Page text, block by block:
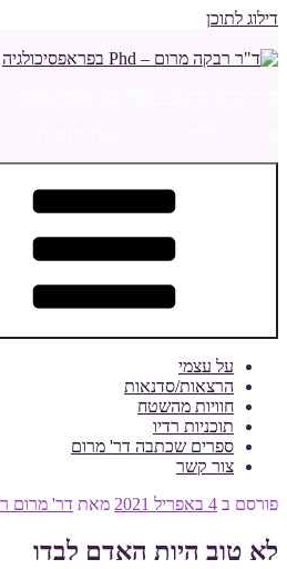
דילוג לתוכן
על עצמי
הרצאות/סדנאות
חוויות מהשטח
תוכניות רדיו
ספרים שכתבה דר' מרום
צור קשר
פורסם ב 4 באפריל 2021 מאת דר' מרום
לא טוב היות האדם לבדו